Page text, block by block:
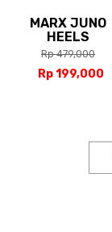
MARX JUNO
HEELS
Rp 479,000
Rp 199,000